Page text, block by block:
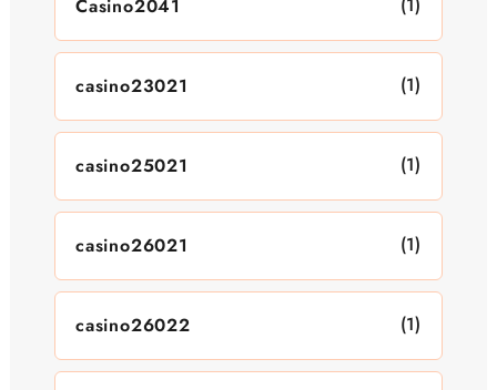
Casino2041
casino23021 (1)
casino25021 (1)
casino26021 (1)
casino26022 (1)